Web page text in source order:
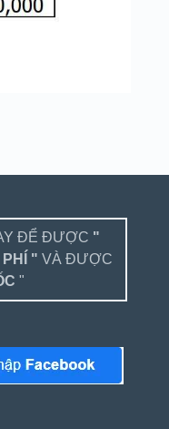
ĐỂ ĐƯỢC "
" VÀ ĐƯỢC
"